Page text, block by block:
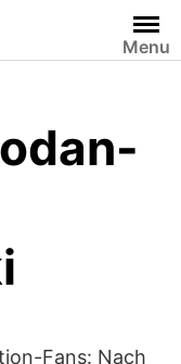
Menu
Fans: Nach